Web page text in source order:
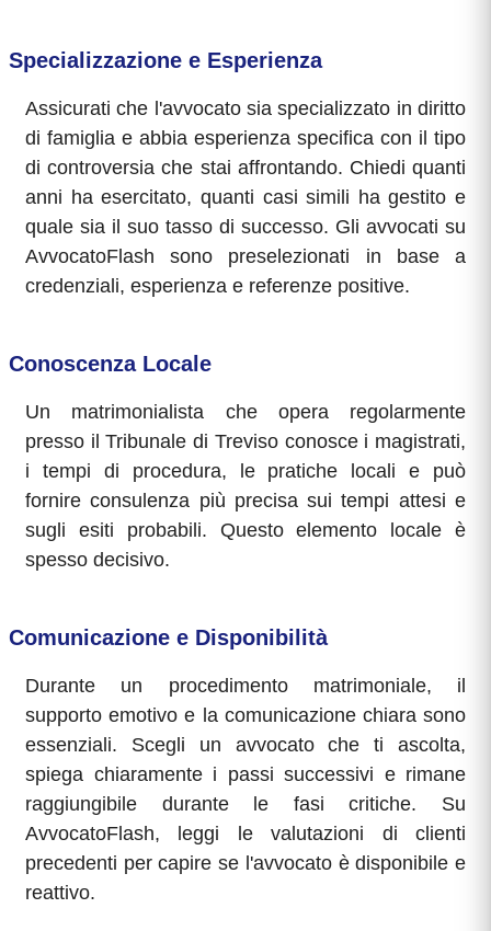
Specializzazione e Esperienza
Assicurati che l'avvocato sia specializzato in diritto
di famiglia e abbia esperienza specifica con il tipo
di controversia che stai affrontando. Chiedi quanti
anni ha esercitato, quanti casi simili ha gestito e
quale sia il suo tasso di successo. Gli avvocati su
AvvocatoFlash sono preselezionati in base a
credenziali, esperienza e referenze positive.
Conoscenza Locale
Un matrimonialista che opera regolarmente
presso il Tribunale di Treviso conosce i magistrati,
i tempi di procedura, le pratiche locali e può
fornire consulenza più precisa sui tempi attesi e
sugli esiti probabili. Questo elemento locale è
spesso decisivo.
Comunicazione e Disponibilità
Durante un procedimento matrimoniale, il
supporto emotivo e la comunicazione chiara sono
essenziali. Scegli un avvocato che ti ascolta,
spiega chiaramente i passi successivi e rimane
raggiungibile durante le fasi critiche. Su
AvvocatoFlash, leggi le valutazioni di clienti
precedenti per capire se l'avvocato è disponibile e
reattivo.